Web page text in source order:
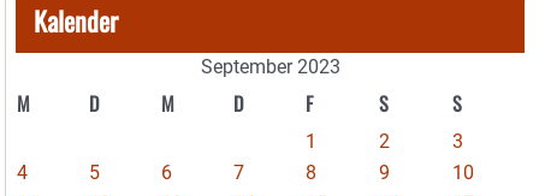
Kalender
September 2023
M D M D F S S
1 2
3
4
5 6 7 8 9
10